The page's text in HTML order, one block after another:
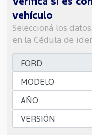
vehículo
Seleccioná los
en la Cédula de